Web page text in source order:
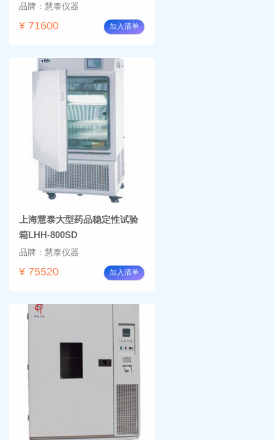
品牌：慧泰仪器
¥ 71600 加入清单
上海慧泰大型药品稳定性试验
箱LHH-800SD
品牌：慧泰仪器
¥ 75520 加入清单